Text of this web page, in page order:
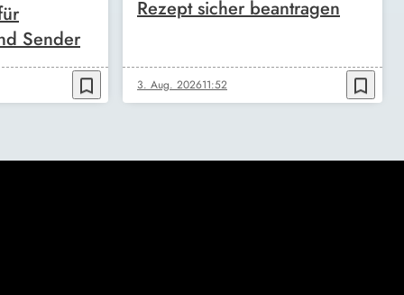
Sender
bookmark_border
Rezept sicher beantragen
3. Aug. 202611:52 bookmark_border